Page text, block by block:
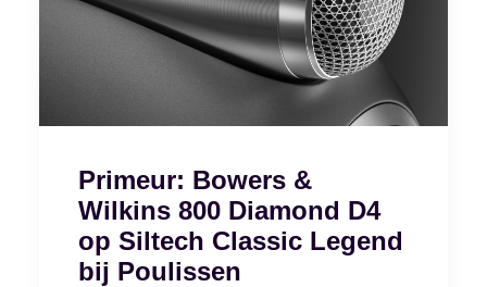
Primeur: Bowers &
Wilkins 800 Diamond D4
op Siltech Classic Legend
bij Poulissen